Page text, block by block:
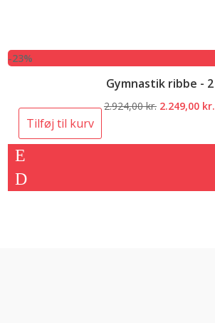
-23%
Gymnastik ribbe - 2
2.924,00kr. Den
2.249,00 kr.
Tilføj til kurv